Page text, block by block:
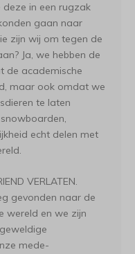
in een rugzak
gaan naar
zijn wij om tegen de
Ja, we hebben de
de academische
maar ook omdat we
te laten
echt delen met
VERLATEN.
gevonden naar de
wereld en we zijn
mede-